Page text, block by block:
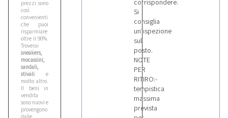
prezzi sono
così
convenienti
che puoi
risparmiare
oltre il 90%.
Troverai
sneakers,
mocassini,
sandali,
stivali e
molto altro.
II beni in
vendita
sono nuovi e
provengono
dalle
corrispondere.
Si
consiglia
un’ispezione
sul
posto.
NOTE
PER
RITIRO:-
tempistica
massima
prevista